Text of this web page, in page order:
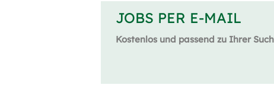
JOBS PER E-MAIL
Kostenlos und passend zu Ihrer